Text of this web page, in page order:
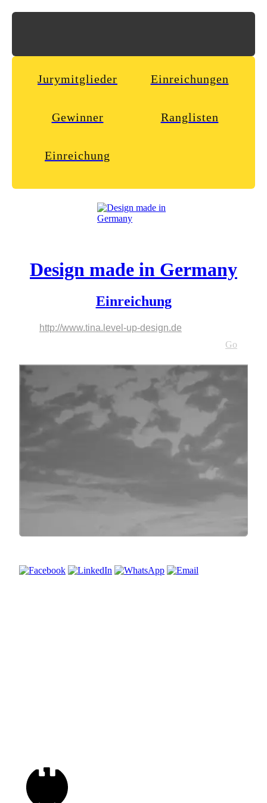
Jurymitglieder Einreichungen
Gewinner Ranglisten
Einreichung
Design made in Germany
Einreichung
http://www.tina.level-up-design.de
http://www.tina.level-up-design.de
Go